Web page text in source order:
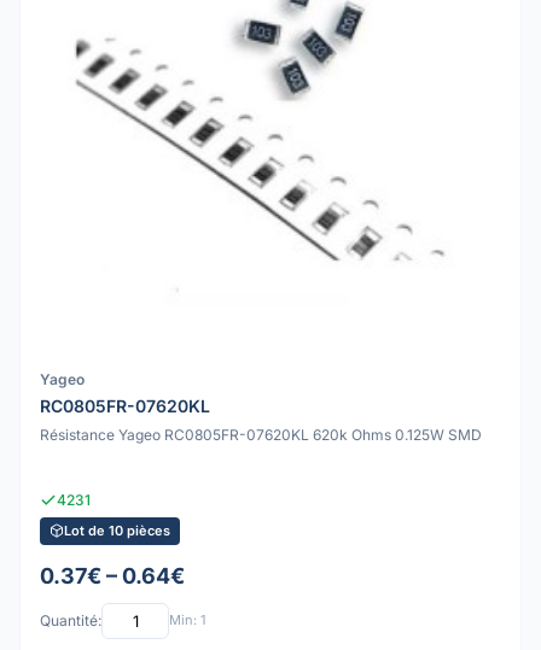
Yageo
RC0805FR-07620KL
Résistance Yageo RC0805FR-07620KL 620k Ohms 0.125W SMD
4231
Lot de 10 pièces
0.37€ – 0.64€
Quantité: Min: 1